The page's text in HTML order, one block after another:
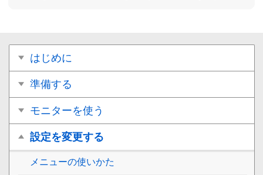
はじめに
準備する
モニターを使う
設定を変更する
メニューの使いかた